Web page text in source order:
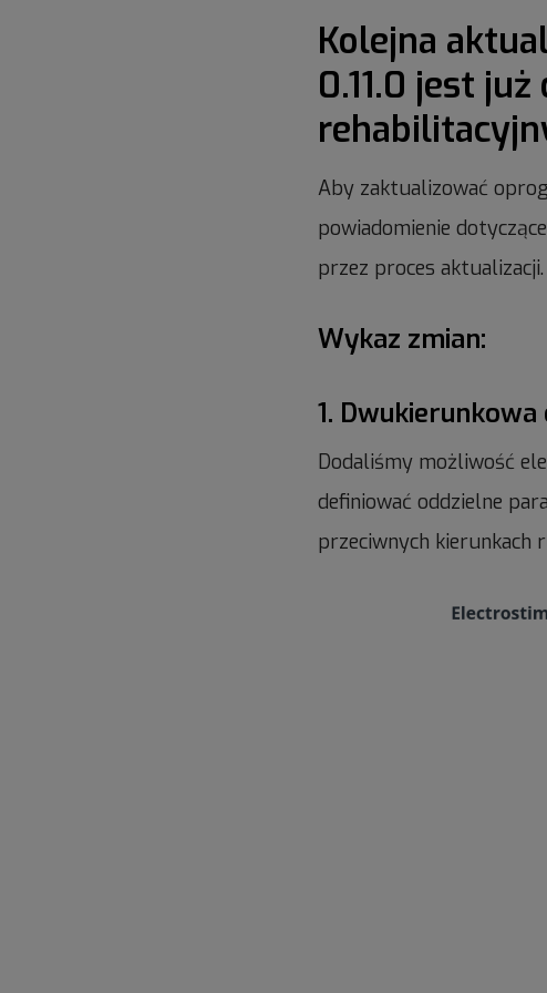
Kolejna
0.11.0 jest
Aby zaktualizować
powiadomienie
przez proces aktualizacji.
Wykaz zmian:
1.
Dodaliśmy możliwość
definiować oddzielne
przeciwnych kierunkach